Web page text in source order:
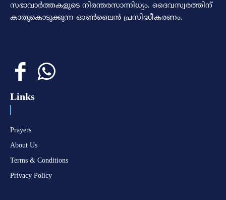
സഭാവാര്‍ത്തകളുടെ നിരന്തരസാന്നിധ്യം. ദൈവസ്വരത്തിന്‌
കാതുകൊടുക്കുന്ന ഓണ്‍ലൈന്‍ പ്രസിദ്ധീകരണം.
Links
Prayers
About Us
Terms & Conditions
Privacy Policy